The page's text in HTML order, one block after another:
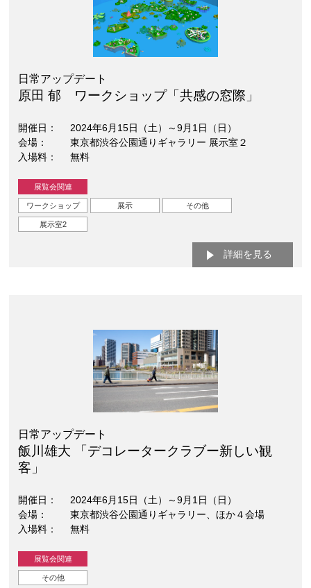
日常アップデート
原田 郁 ワークショップ「共感の窓際」
開催日
2024年6月15日（土）～9月1日（日）
会場
東京都渋谷公園通りギャラリー 展示室２
入場料
無料
展覧会関連
ワークショップ 展示 その他
展示室2
詳細を見る
日常アップデート
飯川雄大 「デコレータークラブー新しい観
客」
開催日
2024年6月15日（土）～9月1日（日）
会場
東京都渋谷公園通りギャラリー、ほか４会場
入場料
無料
展覧会関連
その他